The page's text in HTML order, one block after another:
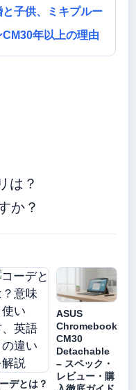
と子供、ミキプルー
CM30年以上の理由
は？
か？
デとは？
ASUS
Chromebook
CM30
Detachable
– スペック・
レビュー・購